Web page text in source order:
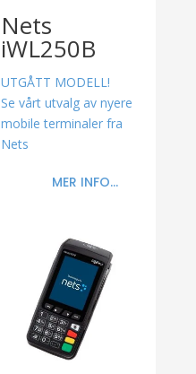
Nets
iWL250B
UTGÅTT MODELL!
Se vårt utvalg av nyere
mobile terminaler fra
Nets
MER INFO...